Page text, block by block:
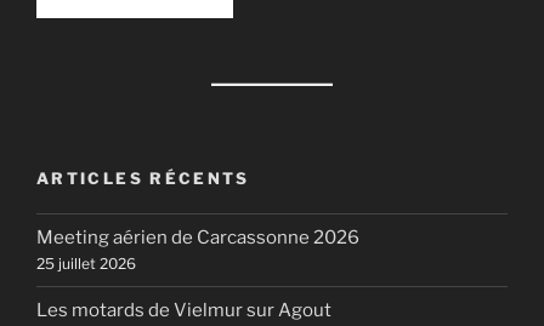
ARTICLES RÉCENTS
Meeting aérien de Carcassonne 2026
25 juillet 2026
Les motards de Vielmur sur Agout